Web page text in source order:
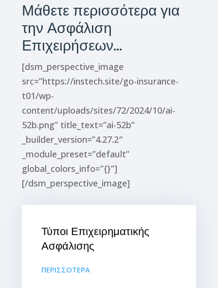
Μάθετε περισσότερα για
την Ασφάλιση
Επιχειρήσεων…
[dsm_perspective_image
src=”https://instech.site/go-insurance-
t01/wp-
content/uploads/sites/72/2024/10/ai-
52b.png” title_text=”ai-52b”
_builder_version=”4.27.2″
_module_preset=”default”
global_colors_info=”{}”]
[/dsm_perspective_image]
Τύποι Επιχειρηματικής
Ασφάλισης
ΠΕΡΙΣΣΟΤΕΡΑ